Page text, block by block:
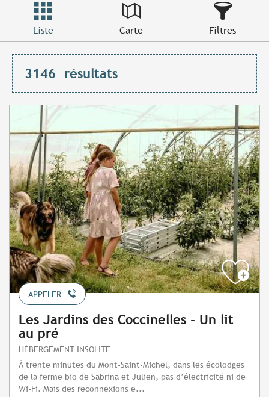
Liste Carte Filtres
3146 résultats
APPELER
Les Jardins des Coccinelles - Un lit
au pré
HÉBERGEMENT INSOLITE
À trente minutes du Mont-Saint-Michel, dans les écolodges
de la ferme bio de Sabrina et Julien, pas d’électricité ni de
Wi-Fi. Mais des reconnexions e...